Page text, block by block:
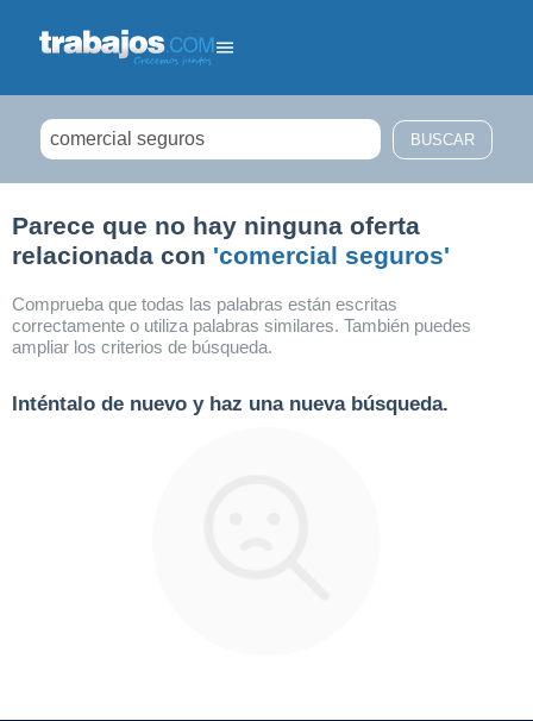
Parece que no hay ninguna oferta
relacionada con 'comercial seguros'
Comprueba que todas las palabras están escritas
correctamente o utiliza palabras similares. También puedes
ampliar los criterios de búsqueda.
Inténtalo de nuevo y haz una nueva búsqueda.